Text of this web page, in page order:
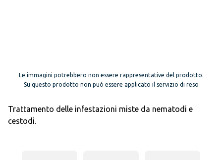
Le immagini potrebbero non essere rappresentative del prodotto.
Su questo prodotto non può essere applicato il servizio di reso
Trattamento delle infestazioni miste da nematodi e
cestodi.